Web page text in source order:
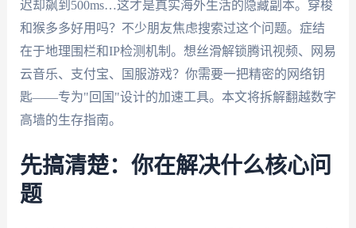
迟却飙到500ms…这才是真实海外生活的隐藏副本。穿梭
和猴多多好用吗？不少朋友焦虑搜索过这个问题。症结
在于地理围栏和IP检测机制。想丝滑解锁腾讯视频、网易
云音乐、支付宝、国服游戏？你需要一把精密的网络钥
匙——专为"回国"设计的加速工具。本文将拆解翻越数字
高墙的生存指南。
先搞清楚：你在解决什么核心问
题